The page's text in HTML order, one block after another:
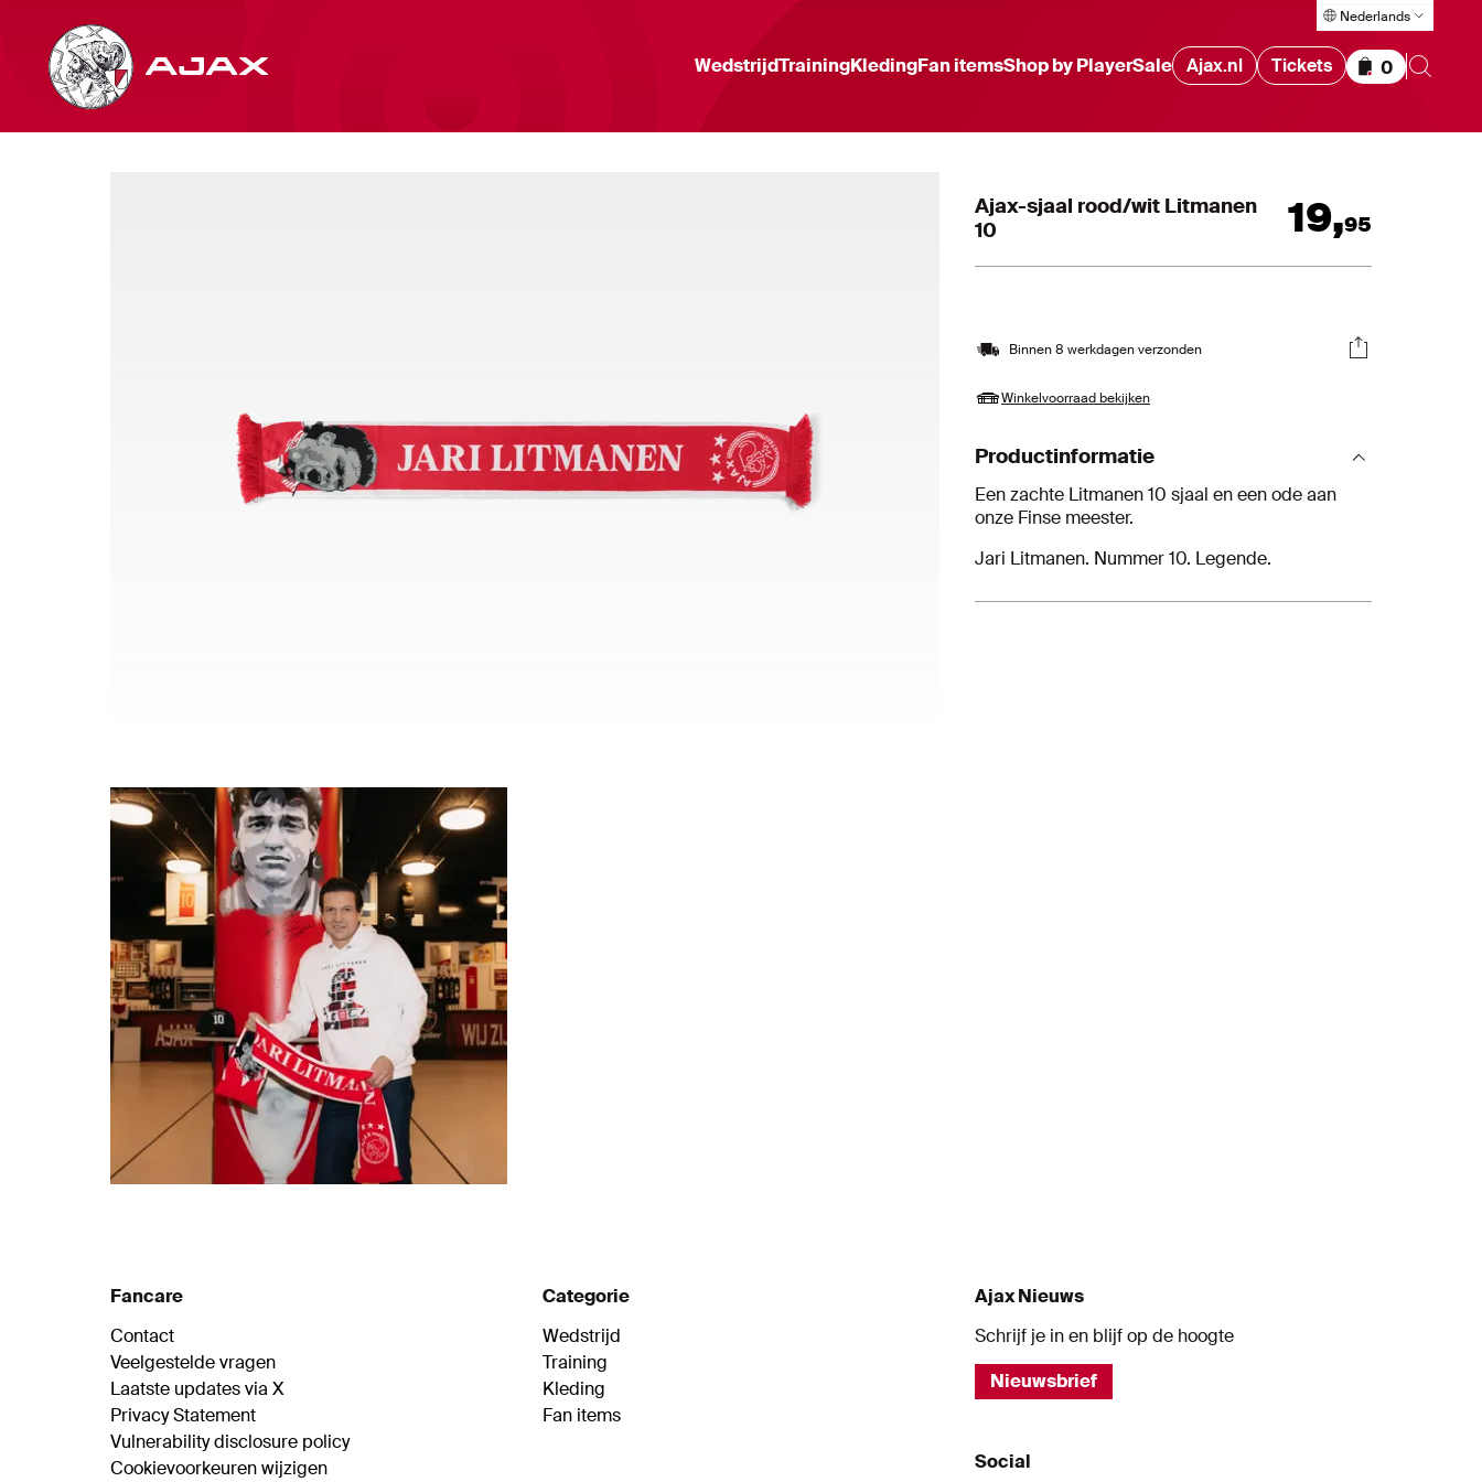
WedstrijdTrainingKledingFan itemsShop by PlayerSale Ajax.nl Tickets Items in
0
Nederlands
Ajax-sjaal rood/wit Litmanen
10
19,95
Binnen 8 werkdagen verzonden
Winkelvoorraad bekijken
Productinformatie
Een zachte Litmanen 10 sjaal en een ode aan
onze Finse meester.
Jari Litmanen. Nummer 10. Legende.
Fancare
Contact
Veelgestelde vragen
Laatste updates via X
Privacy Statement
Vulnerability disclosure policy
Cookievoorkeuren wijzigen
Categorie
Wedstrijd
Training
Kleding
Fan items
Ajax Nieuws
Schrijf je in en blijf op de hoogte
Nieuwsbrief
Social